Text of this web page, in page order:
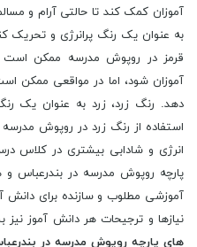
آموزان کمک کند تا حالتی آرام و
به عنوان یک رنگ پرانرژی و تحریک
قرمز در روپوش مدرسه ممکن است
آموزان شود، اما در مواقعی ممکن
دهد. رنگ زرد، زرد به عنوان یک
استفاده از رنگ زرد در روپوش
انرژی و شادابی بیشتری در کلاس
پارچه روپوش مدرسه در بندرعباس
آموزشی مطلوب و سازنده برای دانش
نیازها و ترجیحات هر دانش آموز
های پارچه روپوش مدرسه در